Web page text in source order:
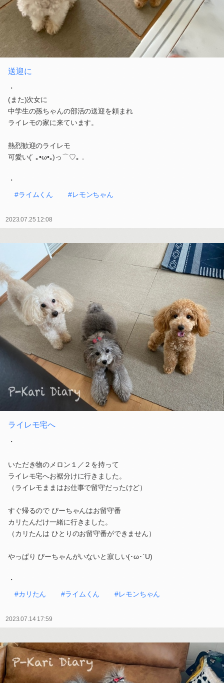
送迎に
・
(また)次女に
中学生の孫ちゃんの部活の送迎を頼まれ
ライレモの家に来ています。
熱烈歓迎のライレモ
可愛い(´ ｡•ω•｡)っ⌒♡｡．
・
#ライムくん
#レモンちゃん
2023.07.25 12:08
ライレモ宅へ
・
いただき物のメロン１／２を持って
ライレモ宅へお裾分けに行きました。
（ライレモままはお仕事で留守だったけど）
すぐ帰るので ぴーちゃんはお留守番
カリたんだけ一緒に行きました。
（カリたんは ひとりのお留守番ができません）
やっぱり ぴーちゃんがいないと寂しい(･ω･`U)
・
#カリたん
#ライムくん #レモンちゃん
2023.07.14 17:59